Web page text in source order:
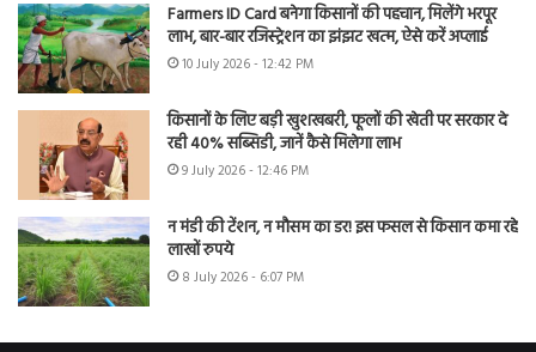
Farmers ID Card बनेगा किसानों की पहचान, मिलेंगे भरपूर
लाभ, बार-बार रजिस्ट्रेशन का झंझट खत्म, ऐसे करें अप्लाई
10 July 2026 - 12:42 PM
किसानों के लिए बड़ी खुशखबरी, फूलों की खेती पर सरकार दे
रही 40% सब्सिडी, जानें कैसे मिलेगा लाभ
9 July 2026 - 12:46 PM
न मंडी की टेंशन, न मौसम का डर! इस फसल से किसान कमा रहे
लाखों रुपये
8 July 2026 - 6:07 PM